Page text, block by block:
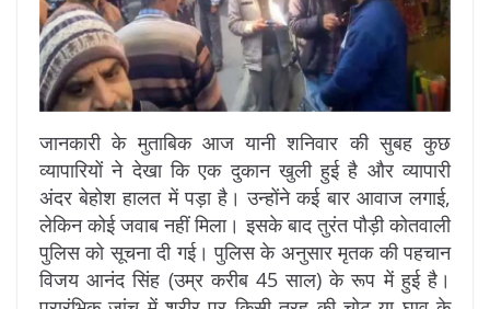
जानकारी के मुताबिक आज यानी शनिवार की सुबह कुछ
व्यापारियों ने देखा कि एक दुकान खुली हुई है और व्यापारी
अंदर बेहोश हालत में पड़ा है। उन्होंने कई बार आवाज लगाई,
लेकिन कोई जवाब नहीं मिला। इसके बाद तुरंत पौड़ी कोतवाली
पुलिस को सूचना दी गई। पुलिस के अनुसार मृतक की पहचान
विजय आनंद सिंह (उम्र करीब 45 साल) के रूप में हुई है।